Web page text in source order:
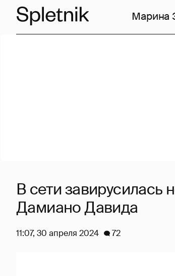
Марина
В сети завирусилась
Дамиано Давида
11:07, 30 апреля 2024 72